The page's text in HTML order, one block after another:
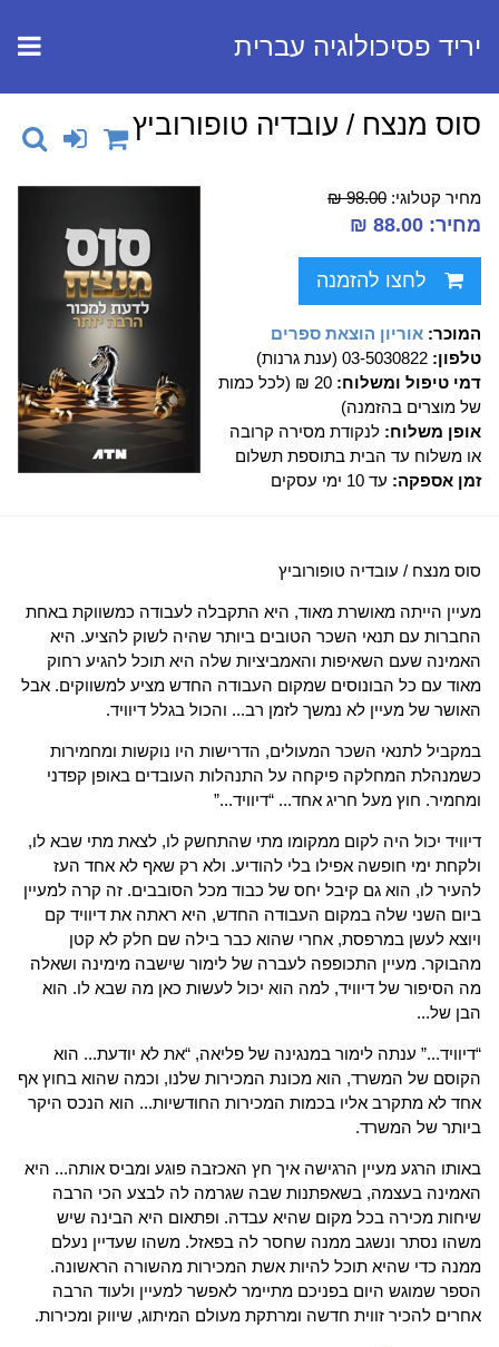
יריד פסיכולוגיה עברית
סוס מנצח / עובדיה טופורוביץ
מחיר קטלוגי: 98.00 ₪
מחיר: 88.00 ₪
לחצו להזמנה
המוכר: אוריון הוצאת ספרים
טלפון: 03-5030822 (ענת גרנות)
דמי טיפול ומשלוח:
20 ₪ (לכל כמות
של מוצרים בהזמנה)
אופן משלוח: לנקודת מסירה קרובה
או משלוח עד הבית בתוספת תשלום
זמן אספקה: עד 10 ימי עסקים
סוס מנצח / עובדיה טופורוביץ
מעיין הייתה מאושרת מאוד, היא התקבלה לעבודה כמשווקת באחת
החברות עם תנאי השכר הטובים ביותר שהיה לשוק להציע. היא
האמינה שעם השאיפות והאמביציות שלה היא תוכל להגיע רחוק
מאוד עם כל הבונוסים שמקום העבודה החדש מציע למשווקים. אבל
האושר של מעיין לא נמשך לזמן רב... והכול בגלל דיוויד.
במקביל לתנאי השכר המעולים, הדרישות היו נוקשות ומחמירות
כשמנהלת המחלקה פיקחה על התנהלות העובדים באופן קפדני
ומחמיר. חוץ מעל חריג אחד... “דיוויד...”
דיוויד יכול היה לקום ממקומו מתי שהתחשק לו, לצאת מתי שבא לו,
ולקחת ימי חופשה אפילו בלי להודיע. ולא רק שאף לא אחד העז
להעיר לו, הוא גם קיבל יחס של כבוד מכל הסובבים. זה קרה למעיין
ביום השני שלה במקום העבודה החדש, היא ראתה את דיוויד קם
ויוצא לעשן במרפסת, אחרי שהוא כבר בילה שם חלק לא קטן
מהבוקר. מעיין התכופפה לעברה של לימור שישבה מימינה ושאלה
מה הסיפור של דיוויד, למה הוא יכול לעשות כאן מה שבא לו. הוא
הבן של...
“דיוויד...” ענתה לימור במנגינה של פליאה, “את לא יודעת... הוא
הקוסם של המשרד, הוא מכונת המכירות שלנו, וכמה שהוא בחוץ אף
אחד לא מתקרב אליו בכמות המכירות החודשיות... הוא הנכס היקר
ביותר של המשרד.
באותו הרגע מעיין הרגישה איך חץ האכזבה פוגע ומביס אותה... היא
האמינה בעצמה, בשאפתנות שבה שגרמה לה לבצע הכי הרבה
שיחות מכירה בכל מקום שהיא עבדה. ופתאום היא הבינה שיש
משהו נסתר ונשגב ממנה שחסר לה בפאזל. משהו שעדיין נעלם
ממנה כדי שהיא תוכל להיות אשת המכירות מהשורה הראשונה.
הספר שמוגש היום בפניכם מתיימר לאפשר למעיין ולעוד הרבה
אחרים להכיר זווית חדשה ומרתקת מעולם המיתוג, שיווק ומכירות.